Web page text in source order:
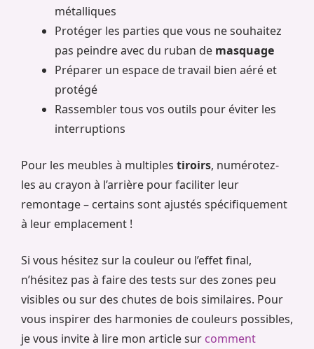
métalliques
Protéger les parties que vous ne souhaitez
pas peindre avec du ruban de masquage
Préparer un espace de travail bien aéré et
protégé
Rassembler tous vos outils pour éviter les
interruptions
Pour les meubles à multiples tiroirs, numérotez-
les au crayon à l’arrière pour faciliter leur
remontage – certains sont ajustés spécifiquement
à leur emplacement !
Si vous hésitez sur la couleur ou l’effet final,
n’hésitez pas à faire des tests sur des zones peu
visibles ou sur des chutes de bois similaires. Pour
vous inspirer des harmonies de couleurs possibles,
je vous invite à lire mon article sur comment